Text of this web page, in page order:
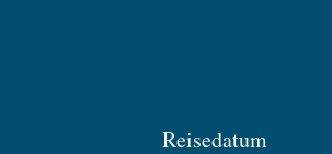
Reisedatum